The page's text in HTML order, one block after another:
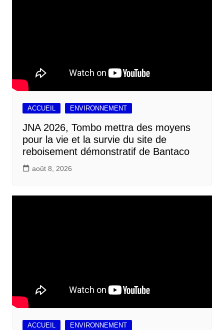
ACCUEIL ENVIRONNEMENT
JNA 2026, Tombo mettra des moyens
pour la vie et la survie du site de
reboisement démonstratif de Bantaco
août 8, 2026
ACCUEIL ENVIRONNEMENT